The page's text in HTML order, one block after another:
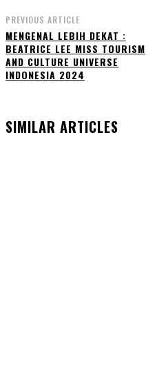
PREVIOUS ARTICLE
MENGENAL LEBIH DEKAT :
BEATRICE LEE MISS TOURISM
AND CULTURE UNIVERSE
INDONESIA 2024
SIMILAR ARTICLES